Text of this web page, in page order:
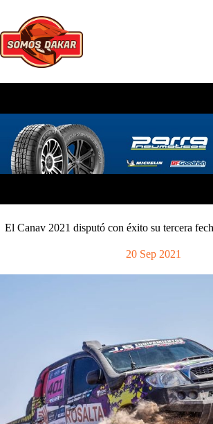
contenido
El Canav 2021 disputó con éxito su tercera
20 Sep 2021